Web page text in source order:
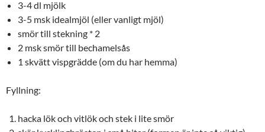
3-4 dl mjölk
3-5 msk idealmjöl (eller vanligt mjöl)
smör till stekning * 2
2 msk smör till bechamelsås
1 skvätt vispgrädde (om du har hemma)
Fyllning:
hacka lök och vitlök och stek i lite smör